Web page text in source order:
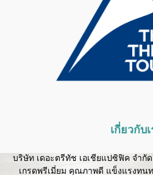
เกี่ยวกับ
บริษัท เดอะตรีทัช เอเชียแปซิฟิค จำกั
เกรดพรีเมี่ยม คุณภาพดี แข็งแรงท